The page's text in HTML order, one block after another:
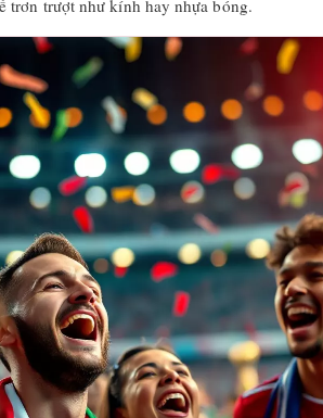
trơn trượt như kính hay nhựa bóng.